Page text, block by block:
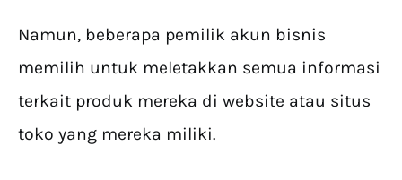
Namun, beberapa pemilik akun bisnis
memilih untuk meletakkan semua informasi
terkait produk mereka di website atau situs
toko yang mereka miliki.